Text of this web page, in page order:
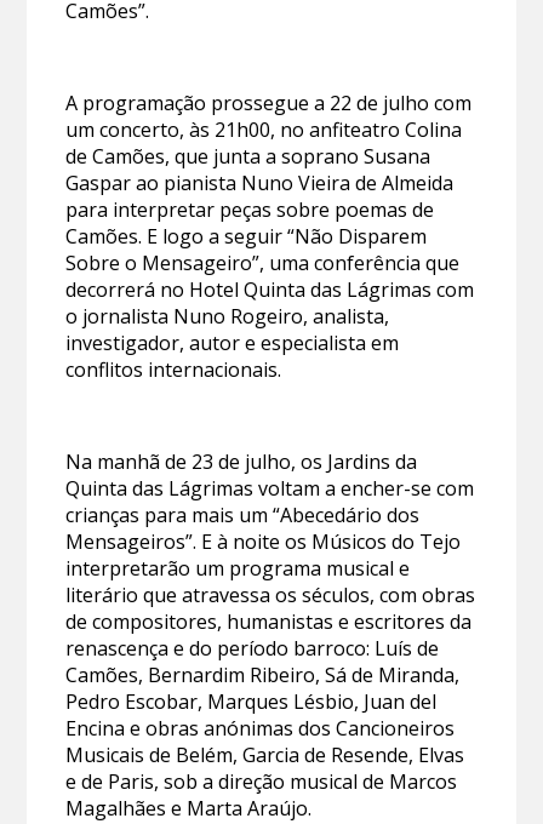
Camões”.
A programação prossegue a 22 de julho com
um concerto, às 21h00, no anfiteatro Colina
de Camões, que junta a soprano Susana
Gaspar ao pianista Nuno Vieira de Almeida
para interpretar peças sobre poemas de
Camões. E logo a seguir “Não Disparem
Sobre o Mensageiro”, uma conferência que
decorrerá no Hotel Quinta das Lágrimas com
o jornalista Nuno Rogeiro, analista,
investigador, autor e especialista em
conflitos internacionais.
Na manhã de 23 de julho, os Jardins da
Quinta das Lágrimas voltam a encher-se com
crianças para mais um “Abecedário dos
Mensageiros”. E à noite os Músicos do Tejo
interpretarão um programa musical e
literário que atravessa os séculos, com obras
de compositores, humanistas e escritores da
renascença e do período barroco: Luís de
Camões, Bernardim Ribeiro, Sá de Miranda,
Pedro Escobar, Marques Lésbio, Juan del
Encina e obras anónimas dos Cancioneiros
Musicais de Belém, Garcia de Resende, Elvas
e de Paris, sob a direção musical de Marcos
Magalhães e Marta Araújo.